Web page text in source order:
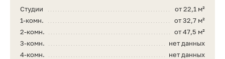
от 22,1 м²
Студии
от 32,7 м²
1-комн.
от 47,5 м²
2-комн.
нет данных
3-комн.
нет данных
4-комн.